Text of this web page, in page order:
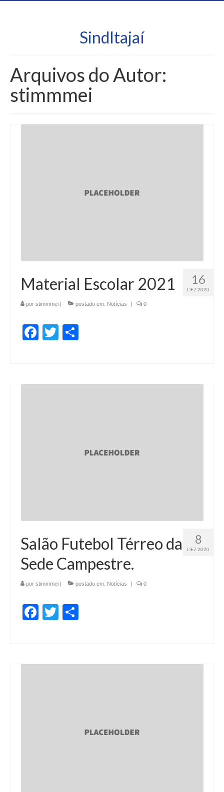
SindItajaí
Arquivos do Autor:
stimmmei
16
DEZ 2020
Material Escolar 2021
por stimmmei | postado em: Notícias | 0
Facebook
Twitter
8
DEZ 2020
Salão Futebol Térreo da
Sede Campestre.
por stimmmei | postado em: Notícias | 0
Facebook
Twitter